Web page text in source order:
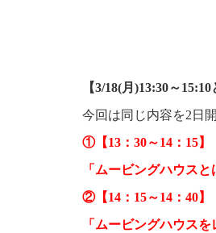
【​​​​3/18(月)13:30～
今回は同じ内容を2日
①【13：30～14：15】
「ムービングハウスと
②【14：15～14：40】
「ムービングハウス